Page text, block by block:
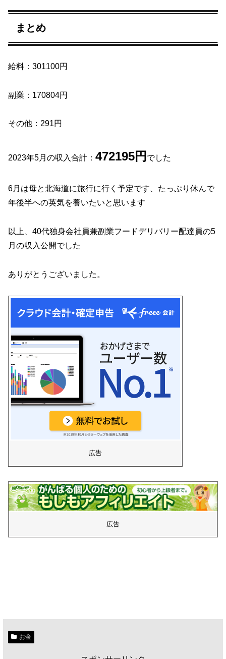
まとめ
給料：301100円
副業：170804円
その他：291円
2023年5月の収入合計： 472195円 でした
6月は母と北海道に旅行に行く予定です、たっぷり休んで
年後半への英気を養いたいと思います
以上、40代独身会社員兼副業フードデリバリー配達員の5
月の収入公開でした
ありがとうございました。
広告
広告
お金